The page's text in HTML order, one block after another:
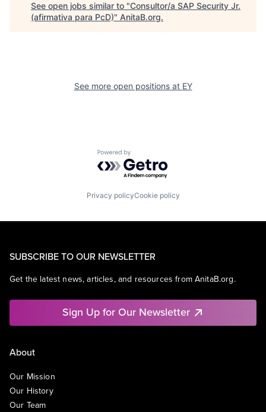
See open jobs similar to "Consultor/a SAP Security Jr.
(afirmativa para PcD)" AnitaB.org.
See more open positions at EY
Powered by Getro.com
Privacy policyCookie policy
SUBSCRIBE TO OUR NEWSLETTER
Get the latest news, articles, and resources from AnitaB.org.
Sign Up for Our Newsletter
About
Our Mission
Our History
Our Team